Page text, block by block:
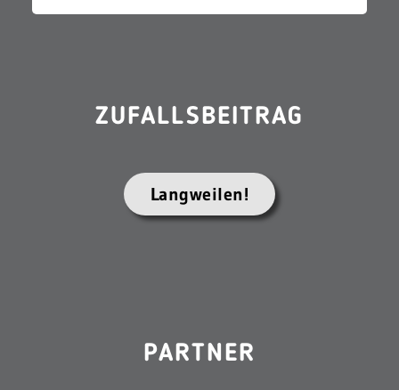
ZUFALLSBEITRAG
Langweilen!
PARTNER